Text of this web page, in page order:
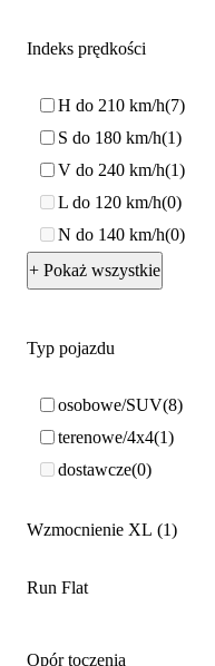
Indeks prędkości
H do 210 km/h 7
S do 180 km/h 1
V do 240 km/h 1
L do 120 km/h 0
N do 140 km/h 0
+ Pokaż wszystkie
Typ pojazdu
osobowe/SUV 8
terenowe/4x4 1
dostawcze 0
Wzmocnienie XL 1
Run Flat
Opór toczenia